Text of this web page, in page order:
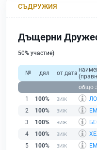
СЪДРУЖИЯ
Дъщерни
50% участие)
№ дял от дата
общо
1
100%
2
100%
3
100%
4
100%
5
100%